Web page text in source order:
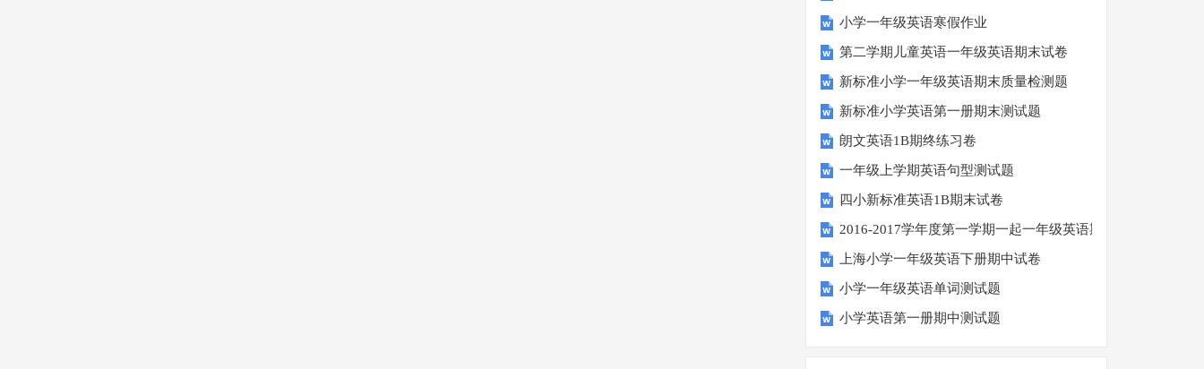
小学一年级英语寒假作业
第二学期儿童英语一年级英语期末试卷
新标准小学一年级英语期末质量检测题
新标准小学英语第一册期末测试题
朗文英语1B期终练习卷
一年级上学期英语句型测试题
四小新标准英语1B期末试卷
2016-2017学年度第一学期一起一年级英语期中试卷
上海小学一年级英语下册期中试卷
小学一年级英语单词测试题
小学英语第一册期中测试题